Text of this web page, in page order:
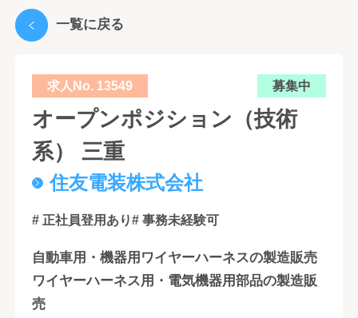
一覧に戻る
求人No. 13549 募集中
オープンポジション（技術
系） 三重
住友電装株式会社
# 正社員登用あり# 事務未経験可
自動車用・機器用ワイヤーハーネスの製造販売
ワイヤーハーネス用・電気機器用部品の製造販
売